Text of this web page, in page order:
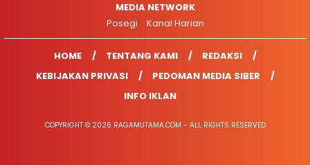
MEDIA NETWORK
Posegi
Kanal Harian
HOME TENTANG KAMI
REDAKSI
KEBIJAKAN PRIVASI
PEDOMAN MEDIA SIBER
INFO IKLAN
COPYRIGHT © 2026 RAGAMUTAMA.COM - ALL RIGHTS RESERVED